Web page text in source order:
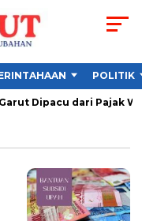
POLITIK
Dipacu dari Pajak